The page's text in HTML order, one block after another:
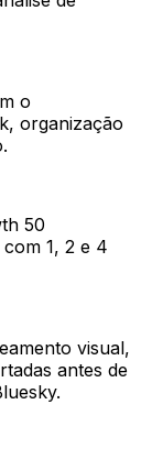
o
organização
50
1, 2 e 4
visual,
antes de